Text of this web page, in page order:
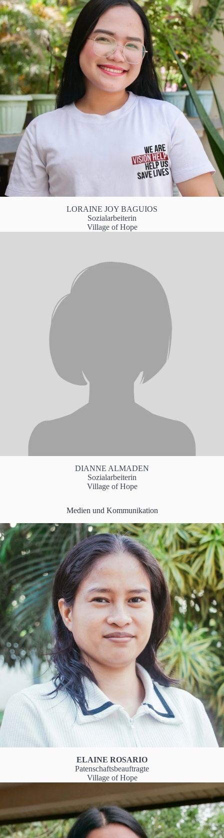
LORAINE JOY BAGUIOS
Sozialarbeiterin
Village of Hope
DIANNE ALMADEN
Sozialarbeiterin
Village of Hope
Medien und Kommunikation
ELAINE ROSARIO
Patenschaftsbeauftragte
Village of Hope